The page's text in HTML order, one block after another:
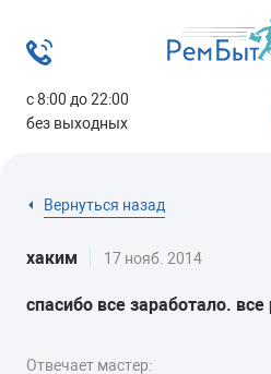
с 8:00 до 22:00
без выходных
Вернуться назад
хаким 17 нояб. 2014
спасибо все заработало.
Отвечает мастер: